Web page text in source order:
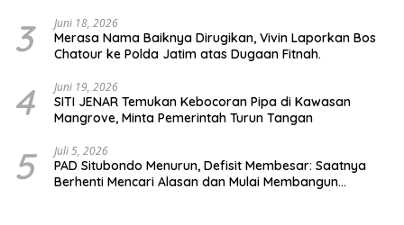
3 Juni 18, 2026
Merasa Nama Baiknya Dirugikan, Vivin Laporkan Bos
Chatour ke Polda Jatim atas Dugaan Fitnah.
4 Juni 19, 2026
SITI JENAR Temukan Kebocoran Pipa di Kawasan
Mangrove, Minta Pemerintah Turun Tangan
5 Juli 5, 2026
PAD Situbondo Menurun, Defisit Membesar: Saatnya
Berhenti Mencari Alasan dan Mulai Membangun